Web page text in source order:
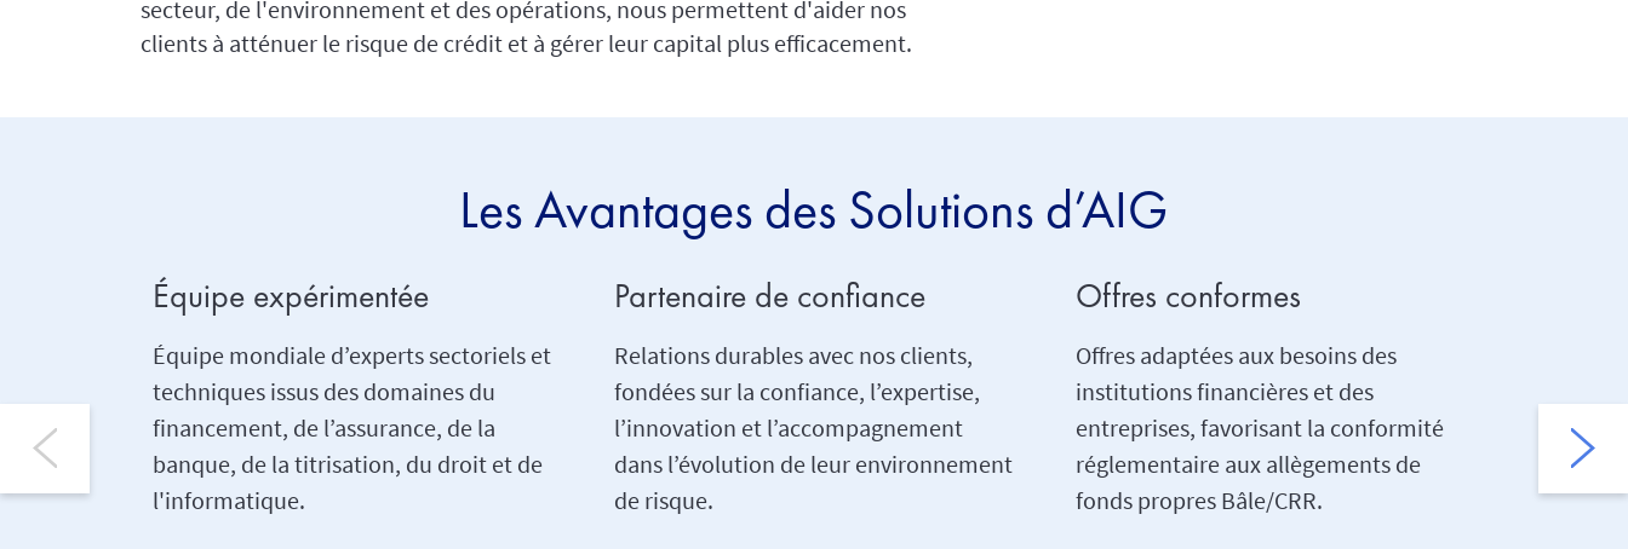
secteur, de l'environnement et des opérations, nous permettent d'aider nos
clients à atténuer le risque de crédit et à gérer leur capital plus efficacement.
Les Avantages des Solutions d’AIG
Équipe expérimentée
Équipe mondiale d’experts sectoriels et
techniques issus des domaines du
financement, de l’assurance, de la
banque, de la titrisation, du droit et de
l'informatique.
Partenaire de confiance
Relations durables avec nos clients,
fondées sur la confiance, l’expertise,
l’innovation et l’accompagnement
dans l’évolution de leur environnement
de risque.
Offres conformes
Offres adaptées aux besoins des
institutions financières et des
entreprises, favorisant la conformité
réglementaire aux allègements de
fonds propres Bâle/CRR.
sur les